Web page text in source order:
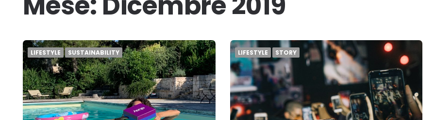
LIFESTYLE SUSTAINABILITY LIFESTYLE STORY